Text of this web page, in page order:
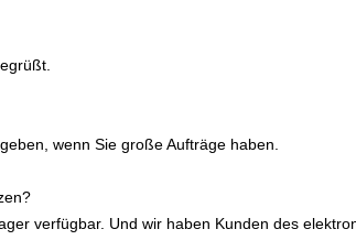
wenn Sie große Aufträge haben.
verfügbar. Und wir haben Kunden des